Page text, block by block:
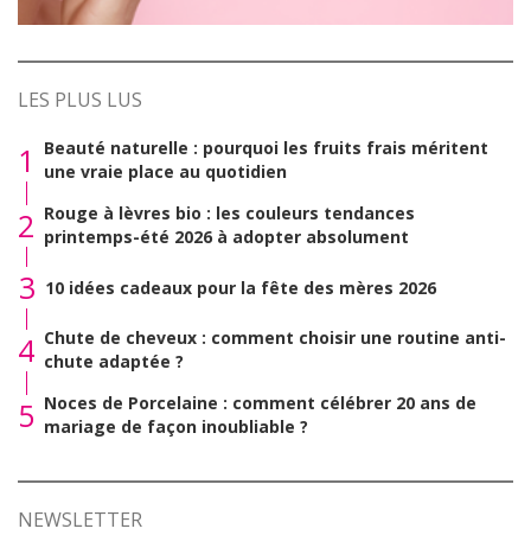
LES PLUS LUS
1
Beauté naturelle : pourquoi les fruits frais méritent
une vraie place au quotidien
2 Rouge à lèvres bio : les couleurs tendances
printemps-été 2026 à adopter absolument
3 10 idées cadeaux pour la fête des mères 2026
4 Chute de cheveux : comment choisir une routine anti-
chute adaptée ?
5 Noces de Porcelaine : comment célébrer 20 ans de
mariage de façon inoubliable ?
NEWSLETTER